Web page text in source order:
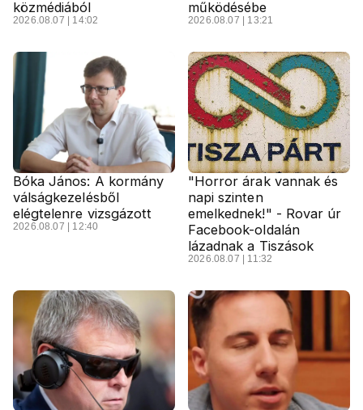
közmédiából
2026.08.07 | 14:02
működésébe
2026.08.07 | 13:21
Bóka János: A kormány
válságkezelésből
elégtelenre vizsgázott
2026.08.07 | 12:40
"Horror árak vannak és
napi szinten
emelkednek!" - Rovar úr
Facebook-oldalán
lázadnak a Tiszások
2026.08.07 | 11:32